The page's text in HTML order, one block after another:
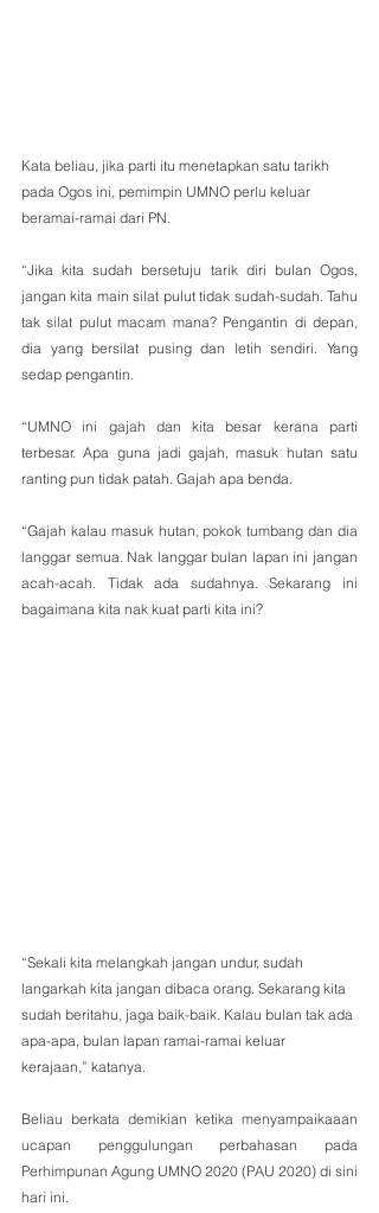
Kata beliau, jika parti itu menetapkan satu tarikh
pada Ogos ini, pemimpin UMNO perlu keluar
beramai-ramai dari PN.
“Jika kita sudah bersetuju tarik diri bulan Ogos,
jangan kita main silat pulut tidak sudah-sudah. Tahu
tak silat pulut macam mana? Pengantin di depan,
dia yang bersilat pusing dan letih sendiri. Yang
sedap pengantin.
“UMNO ini gajah dan kita besar kerana parti
terbesar. Apa guna jadi gajah, masuk hutan satu
ranting pun tidak patah. Gajah apa benda.
“Gajah kalau masuk hutan, pokok tumbang dan dia
langgar semua. Nak langgar bulan lapan ini jangan
acah-acah. Tidak ada sudahnya. Sekarang ini
bagaimana kita nak kuat parti kita ini?
“Sekali kita melangkah jangan undur, sudah
langarkah kita jangan dibaca orang. Sekarang kita
sudah beritahu, jaga baik-baik. Kalau bulan tak ada
apa-apa, bulan lapan ramai-ramai keluar
kerajaan,” katanya.
Beliau berkata demikian ketika menyampaikaaan
ucapan penggulungan perbahasan pada
Perhimpunan Agung UMNO 2020 (PAU 2020) di sini
hari ini.